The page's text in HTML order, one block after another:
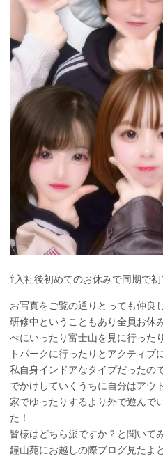
⇧入社後初めてのお休みで同期で初
お写真をご覧の通りとっても仲良
研修中ということもあり全員お休
べにいったり富士山を見に行った
トパークに行ったりとアクティブ
私自身インドアなタイプだったの
でかけしていくうちに自分はアウ
家でゆったりするより外で遊んで
た！
皆様はどちら派ですか？と聞いて
鐘山苑にお越しの際ブログ見たよ